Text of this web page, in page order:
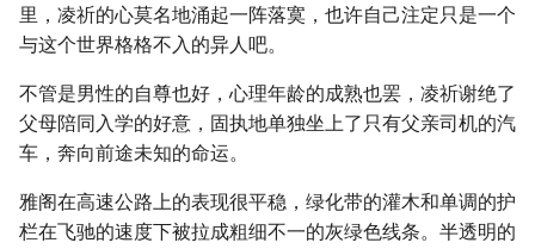
里，凌祈的心莫名地涌起一阵落寞，也许自己注定只是一个
与这个世界格格不入的异人吧。
不管是男性的自尊也好，心理年龄的成熟也罢，凌祈谢绝了
父母陪同入学的好意，固执地单独坐上了只有父亲司机的汽
车，奔向前途未知的命运。
雅阁在高速公路上的表现很平稳，绿化带的灌木和单调的护
栏在飞驰的速度下被拉成粗细不一的灰绿色线条。半透明的